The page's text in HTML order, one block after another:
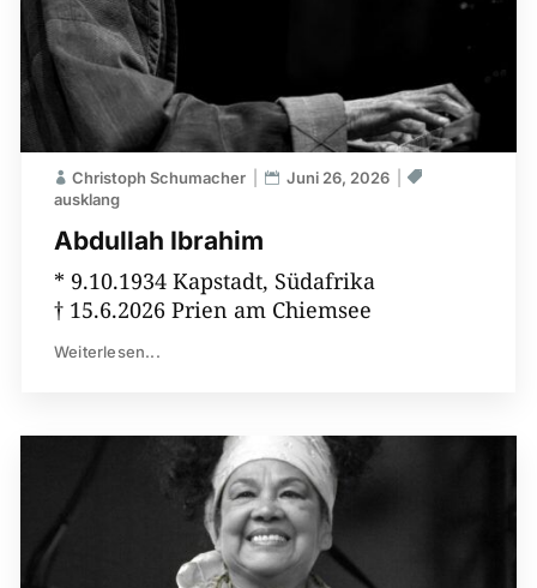
Abdullah Ibrahim
Christoph Schumacher
Juni 26, 2026
ausklang
* 9.10.1934 Kapstadt, Südafrika
† 15.6.2026 Prien am Chiemsee
Weiterlesen...